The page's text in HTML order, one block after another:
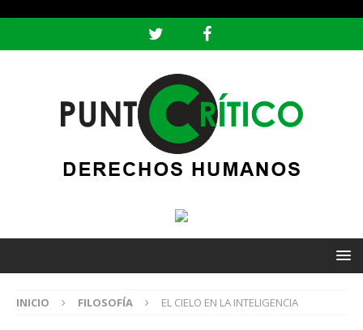
INICIO FILOSOFÍA EL CIELO EN LA INTELIGENCIA